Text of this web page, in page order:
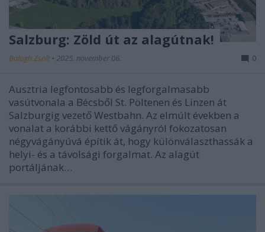
Salzburg: Zöld út az alagútnak!
Balogh Zsolt • 2025. november 06. 0
Ausztria legfontosabb és legforgalmasabb
vasútvonala a Bécsből St. Pöltenen és Linzen át
Salzburgig vezető Westbahn. Az elmúlt években a
vonalat a korábbi kettő vágányról fokozatosan
négyvágányúvá építik át, hogy különválaszthassák a
helyi- és a távolsági forgalmat. Az alagút
portáljának…